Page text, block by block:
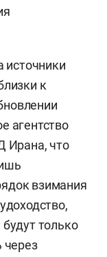
источники
к
агентство
Ирана, что
взимания
только
через